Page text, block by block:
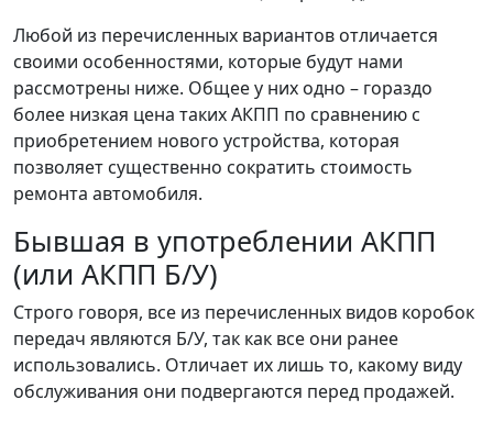
Любой из перечисленных вариантов отличается
своими особенностями, которые будут нами
рассмотрены ниже. Общее у них одно – гораздо
более низкая цена таких АКПП по сравнению с
приобретением нового устройства, которая
позволяет существенно сократить стоимость
ремонта автомобиля.
Бывшая в употреблении АКПП
(или АКПП Б/У)
Строго говоря, все из перечисленных видов коробок
передач являются Б/У, так как все они ранее
использовались. Отличает их лишь то, какому виду
обслуживания они подвергаются перед продажей.